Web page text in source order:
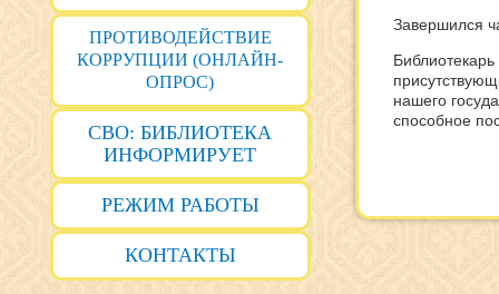
ПРОТИВОДЕЙСТВИЕ
КОРРУПЦИИ (ОНЛАЙН-
ОПРОС)
СВО: БИБЛИОТЕКА
ИНФОРМИРУЕТ
РЕЖИМ РАБОТЫ
КОНТАКТЫ
Завершился
нашего
способное